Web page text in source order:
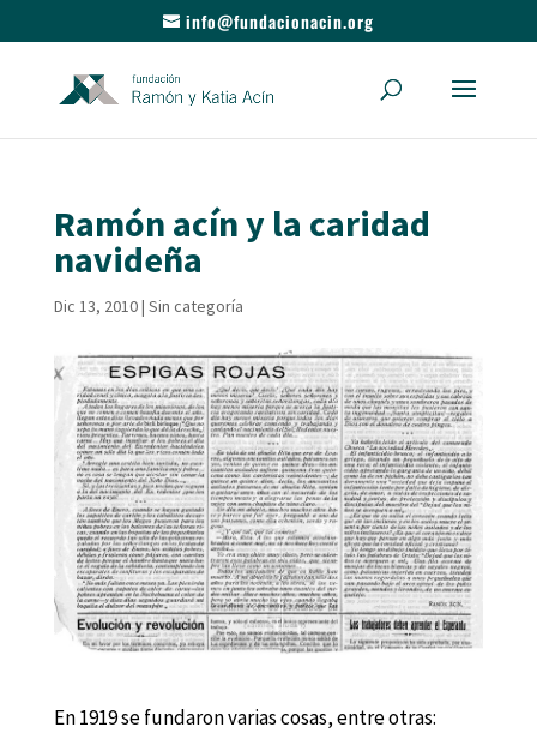
info@fundacionacin.org
Ramón acín y la caridad
navideña
Dic 13, 2010| Sin categoría
En 1919 se fundaron varias cosas, entre otras: